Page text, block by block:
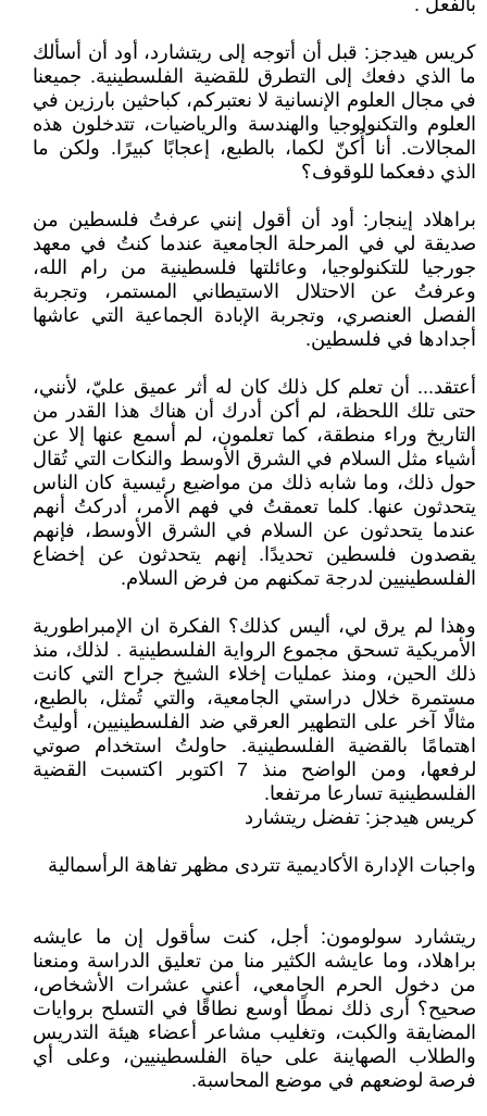
بالفعل .
كريس هيدجز: قبل أن أتوجه إلى ريتشارد، أود أن أسألك
ما الذي دفعك إلى التطرق للقضية الفلسطينية. جميعنا
في مجال العلوم الإنسانية لا نعتبركم، كباحثين بارزين في
العلوم والتكنولوجيا والهندسة والرياضيات، تتدخلون هذه
المجالات. أنا أُكنّ لكما، بالطبع، إعجابًا كبيرًا. ولكن ما
الذي دفعكما للوقوف؟
براهلاد إينجار: أود أن أقول إنني عرفتُ فلسطين من
صديقة لي في المرحلة الجامعية عندما كنتُ في معهد
جورجيا للتكنولوجيا، وعائلتها فلسطينية من رام الله،
وعرفتُ عن الاحتلال الاستيطاني المستمر، وتجربة
الفصل العنصري، وتجربة الإبادة الجماعية التي عاشها
أجدادها في فلسطين.
أعتقد... أن تعلم كل ذلك كان له أثر عميق عليّ، لأنني،
حتى تلك اللحظة، لم أكن أدرك أن هناك هذا القدر من
التاريخ وراء منطقة، كما تعلمون، لم أسمع عنها إلا عن
أشياء مثل السلام في الشرق الأوسط والنكات التي تُقال
حول ذلك، وما شابه ذلك من مواضيع رئيسية كان الناس
يتحدثون عنها. كلما تعمقتُ في فهم الأمر، أدركتُ أنهم
عندما يتحدثون عن السلام في الشرق الأوسط، فإنهم
يقصدون فلسطين تحديدًا. إنهم يتحدثون عن إخضاع
الفلسطينيين لدرجة تمكنهم من فرض السلام.
وهذا لم يرق لي، أليس كذلك؟ الفكرة ان الإمبراطورية
الأمريكية تسحق مجموع الرواية الفلسطينية . لذلك، منذ
ذلك الحين، ومنذ عمليات إخلاء الشيخ جراح التي كانت
مستمرة خلال دراستي الجامعية، والتي تُمثل، بالطبع،
مثالًا آخر على التطهير العرقي ضد الفلسطينيين، أوليتُ
اهتمامًا بالقضية الفلسطينية. حاولتُ استخدام صوتي
لرفعها، ومن الواضح منذ 7 اكتوبر اكتسبت القضية
الفلسطينية تسارعا مرتفعا.
كريس هيدجز: تفضل ريتشارد
واجبات الإدارة الأكاديمية تتردى مظهر تفاهة الرأسمالية
ريتشارد سولومون: أجل، كنت سأقول إن ما عايشه
براهلاد، وما عايشه الكثير منا من تعليق الدراسة ومنعنا
من دخول الحرم الجامعي، أعني عشرات الأشخاص،
صحيح؟ أرى ذلك نمطًا أوسع نطاقًا في التسلح بروايات
المضايقة والكبت، وتغليب مشاعر أعضاء هيئة التدريس
والطلاب الصهاينة على حياة الفلسطينيين، وعلى أي
فرصة لوضعهم في موضع المحاسبة.